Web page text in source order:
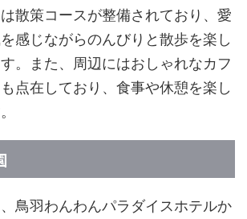
散策コースが整備されており、愛
感じながらのんびりと散歩を楽し
。また、周辺にはおしゃれなカフ
点在しており、食事や休憩を楽し
鳥羽わんわんパラダイスホテルか